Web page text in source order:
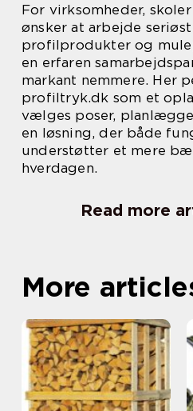
For virksomheder,
ønsker at arbejde
profilprodukter og
en erfaren
markant nemmere. Her
profiltryk.dk som et
vælges poser,
en løsning, der både
understøtter et mere
hverdagen.
Read more
More